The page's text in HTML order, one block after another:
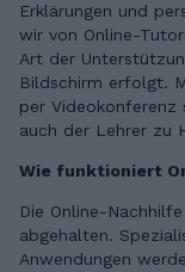
Erklärungen und
wir von Online-
Art der
Bildschirm erfolgt.
per
auch der Lehrer zu
Wie funktioniert
Die Online-
abgehalten.
Anwendungen